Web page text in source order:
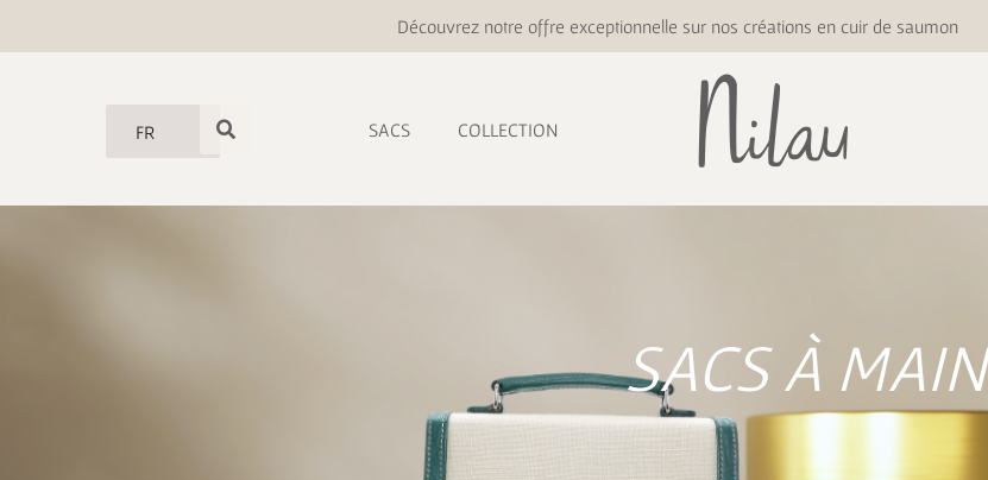
Découvrez notre offre exceptionnelle sur nos créations en cuir de saumon
FR SACS COLLECTION
SACS À MAIN